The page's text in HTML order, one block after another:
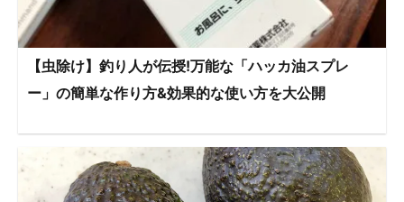
【虫除け】釣り人が伝授!万能な「ハッカ油スプレ
ー」の簡単な作り方&効果的な使い方を大公開